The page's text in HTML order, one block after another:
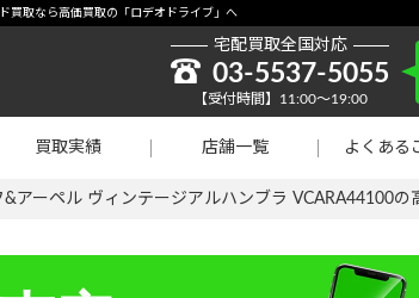
買取なら高価買取の「ロデオドライブ」へ
宅配買取全国対応
03-5537-5055
【受付時間】11:00～19:00
買取実績 店舗一覧 よくある
&アーペル ヴィンテージアルハンブラ VCARA44100の